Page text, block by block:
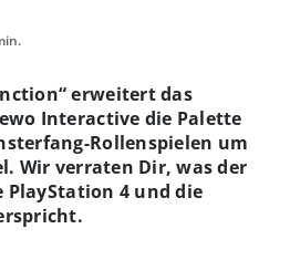
erweitert das
Interactive die Palette
Rollenspielen um
Wir verraten Dir, was der
PlayStation 4 und die